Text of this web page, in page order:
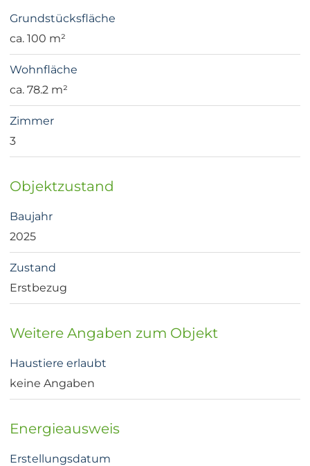
Grundstücksfläche
ca. 100 m²
Wohnfläche
ca. 78.2 m²
Zimmer
3
Objektzustand
Baujahr
2025
Zustand
Erstbezug
Weitere Angaben zum Objekt
Haustiere erlaubt
keine Angaben
Energieausweis
Erstellungsdatum